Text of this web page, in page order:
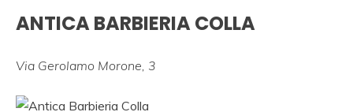
ANTICA BARBIERIA COLLA
Via Gerolamo Morone, 3